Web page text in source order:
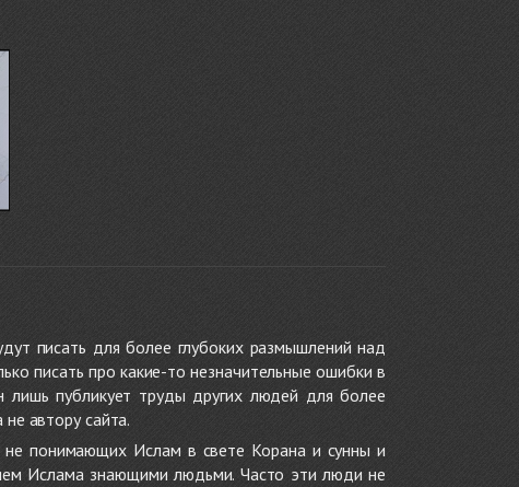
писать для более глубоких размышлений над
писать про какие-то незначительные ошибки в
лишь публикует труды других людей для более
автору сайта.
не понимающих Ислам в свете Корана и сунны и
Ислама знающими людьми. Часто эти люди не